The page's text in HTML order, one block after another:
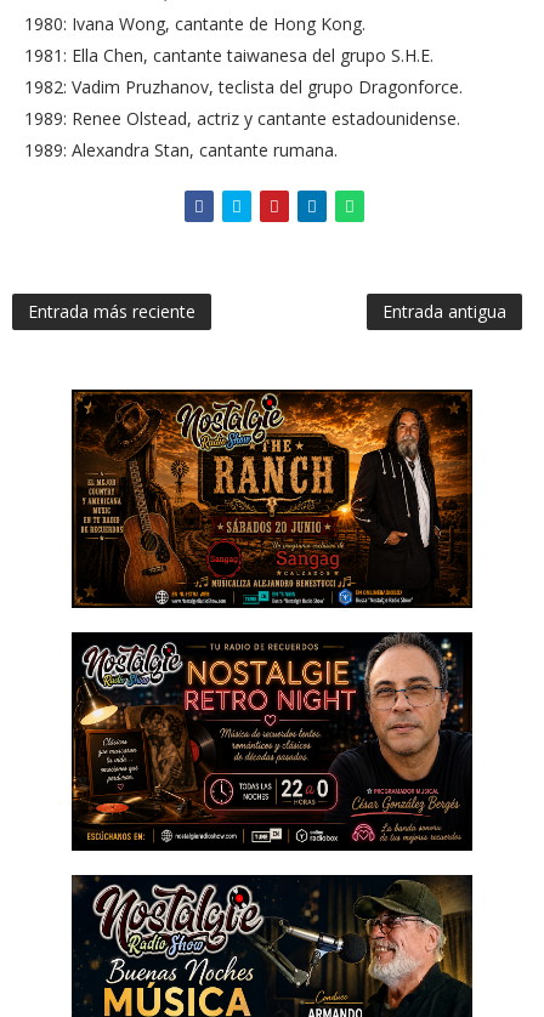
1980: Ivana Wong, cantante de Hong Kong.
1981: Ella Chen, cantante taiwanesa del grupo S.H.E.
1982: Vadim Pruzhanov, teclista del grupo Dragonforce.
1989: Renee Olstead, actriz y cantante estadounidense.
1989: Alexandra Stan, cantante rumana.
Entrada más reciente Entrada antigua